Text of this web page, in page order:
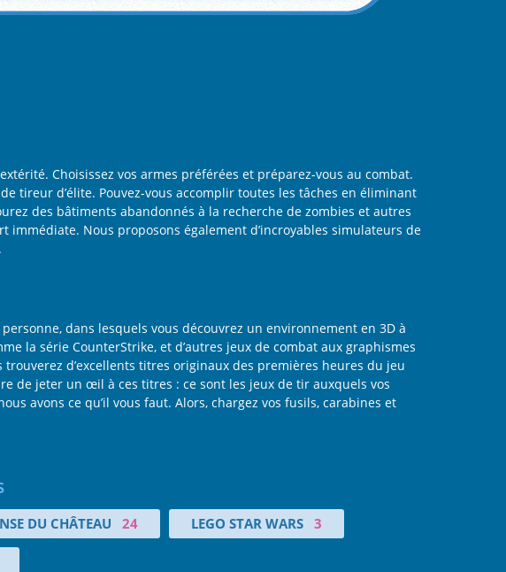
Choisissez vos armes préférées et préparez-vous au combat.
tireur d’élite. Pouvez-vous accomplir toutes les tâches en éliminant
des bâtiments abandonnés à la recherche de zombies et autres
immédiate. Nous proposons également d’incroyables simulateurs de
dans lesquels vous découvrez un environnement en 3D à
la série CounterStrike, et d’autres jeux de combat aux graphismes
d’excellents titres originaux des premières heures du jeu
de jeter un œil à ces titres : ce sont les jeux de tir auxquels vos
avons ce qu’il vous faut. Alors, chargez vos fusils, carabines et
DU CHÂTEAU 24 LEGO STAR WARS 3